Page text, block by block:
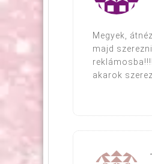
Megyek,
majd
akarok